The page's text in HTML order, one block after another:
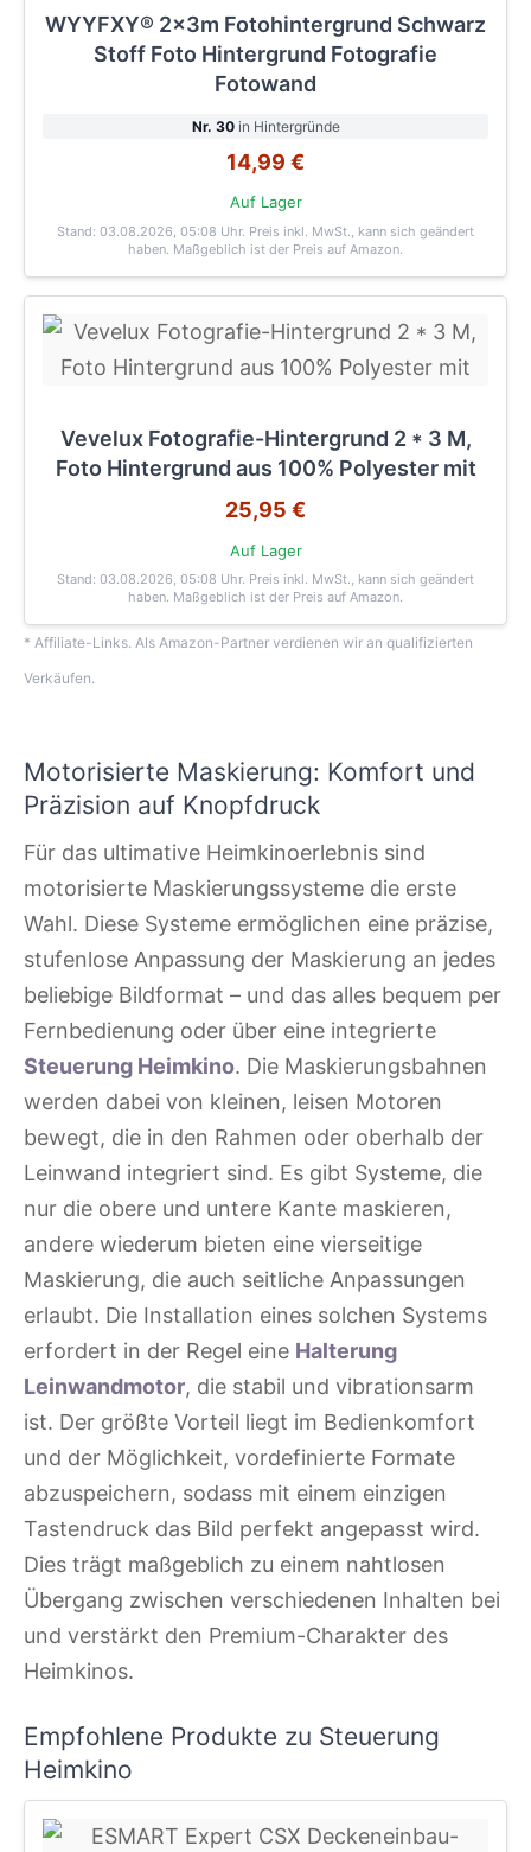
WYYFXY® 2x3m Fotohintergrund Schwarz
Stoff Foto Hintergrund Fotografie
Fotowand
Nr. 30in Hintergründe
14,99 €
Auf Lager
Stand: 03.08.2026, 05:08 Uhr. Preis inkl. MwSt., kann sich geändert
haben. Maßgeblich ist der Preis auf Amazon.
Vevelux Fotografie-Hintergrund 2 * 3 M,
Foto Hintergrund aus 100% Polyester mit
25,95 €
Auf Lager
Stand: 03.08.2026, 05:08 Uhr. Preis inkl. MwSt., kann sich geändert
haben. Maßgeblich ist der Preis auf Amazon.
* Affiliate-Links. Als Amazon-Partner verdienen wir an qualifizierten
Verkäufen.
Motorisierte Maskierung: Komfort und
Präzision auf Knopfdruck
Für das ultimative Heimkinoerlebnis sind
motorisierte Maskierungssysteme die erste
Wahl. Diese Systeme ermöglichen eine präzise,
stufenlose Anpassung der Maskierung an jedes
beliebige Bildformat – und das alles bequem per
Fernbedienung oder über eine integrierte
Steuerung Heimkino. Die Maskierungsbahnen
werden dabei von kleinen, leisen Motoren
bewegt, die in den Rahmen oder oberhalb der
Leinwand integriert sind. Es gibt Systeme, die
nur die obere und untere Kante maskieren,
andere wiederum bieten eine vierseitige
Maskierung, die auch seitliche Anpassungen
erlaubt. Die Installation eines solchen Systems
erfordert in der Regel eine Halterung
Leinwandmotor, die stabil und vibrationsarm
ist. Der größte Vorteil liegt im Bedienkomfort
und der Möglichkeit, vordefinierte Formate
abzuspeichern, sodass mit einem einzigen
Tastendruck das Bild perfekt angepasst wird.
Dies trägt maßgeblich zu einem nahtlosen
Übergang zwischen verschiedenen Inhalten bei
und verstärkt den Premium-Charakter des
Heimkinos.
Empfohlene Produkte zu Steuerung
Heimkino